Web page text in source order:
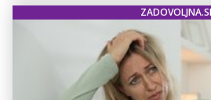
ZADOVOLJNA.SI